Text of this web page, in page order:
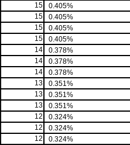
15
0.405%
15
0.405%
15
0.405%
15
0.405%
14
0.378%
14
0.378%
14
0.378%
13
0.351%
13
0.351%
13
0.351%
12
0.324%
12
0.324%
12
0.324%